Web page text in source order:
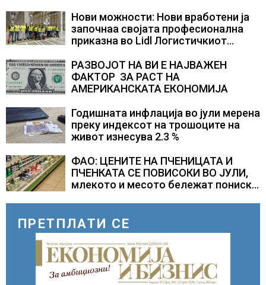
СЛОВЕНИЈА
Нови можности: Нови вработени ја
започнаа својата професионална
приказна во Lidl Логистичкиот
РАЗВОЈОТ НА ВИ Е НАЈВАЖЕН
ФАКТОР ЗА РАСТ НА
АМЕРИКАНСКАТА ЕКОНОМИЈА
Годишната инфлација во јули мерена
преку индексот на трошоците на
живот изнесува 2.3 %
ФАО: ЦЕНИТЕ НА ПЧЕНИЦАТА И
ПЧЕНКАТА СЕ ПОВИСОКИ ВО ЈУЛИ,
млекото и месото бележат пониски
ПРЕТПЛАТИ СЕ